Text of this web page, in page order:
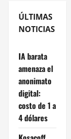
ÚLTIMAS
NOTICIAS
IA barata
amenaza el
anonimato
digital:
costo de 1 a
4 dólares